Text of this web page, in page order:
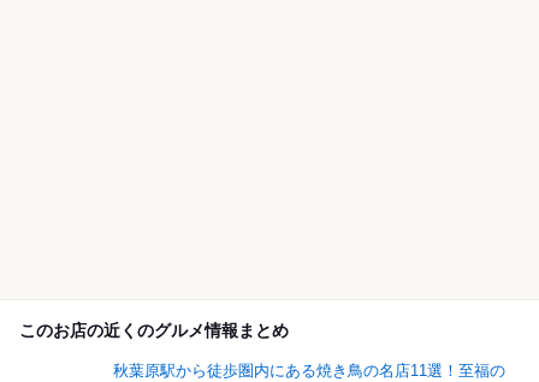
このお店の近くのグルメ情報まとめ
秋葉原駅から徒歩圏内にある焼き鳥の名店11選！至福の